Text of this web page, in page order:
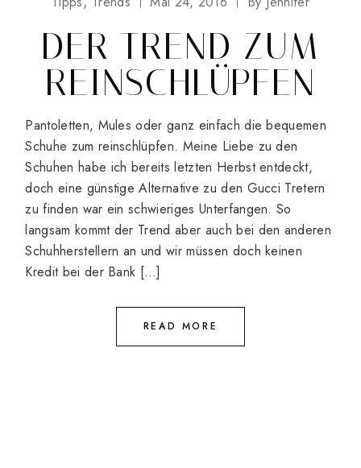
DER TREND ZUM
REINSCHLÜPFEN
Pantoletten, Mules oder ganz einfach die bequemen
Schuhe zum reinschlüpfen. Meine Liebe zu den
Schuhen habe ich bereits letzten Herbst entdeckt,
doch eine günstige Alternative zu den Gucci Tretern
zu finden war ein schwieriges Unterfangen. So
langsam kommt der Trend aber auch bei den anderen
Schuhherstellern an und wir müssen doch keinen
Kredit bei der Bank […]
READ MORE